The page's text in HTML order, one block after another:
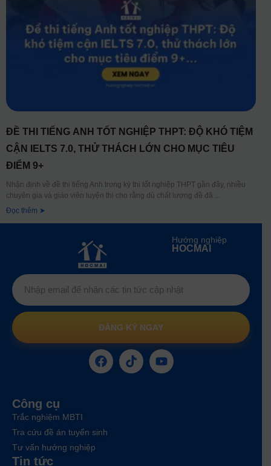
ĐỀ THI TIẾNG ANH TỐT NGHIỆP THPT: ĐỘ KHÓ TIỆM
CẬN IELTS 7.0, THỬ THÁCH LỚN CHO MỤC TIÊU
ĐIỂM 9+
Nhận định về đề thi tiếng Anh trong kỳ thi tốt nghiệp THPT gần đây, nhiều
chuyên gia và giáo viên luyện thi cho rằng dù chất lượng đề đã
Đọc thêm ➤
Hướng nghiệp
HOCMAI
ĐĂNG KÝ NGAY
Công cụ
Trắc nghiệm MBTI
Tra cứu đề án tuyển sinh
Tư vấn hướng nghiệp
Tin tức